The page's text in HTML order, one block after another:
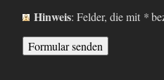
Hinweis : Felder, die mit *